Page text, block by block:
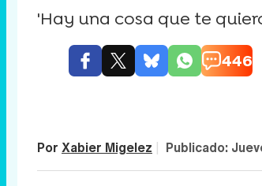
'Hay una cosa que te
446
Por Xabier Migelez | Publicado: